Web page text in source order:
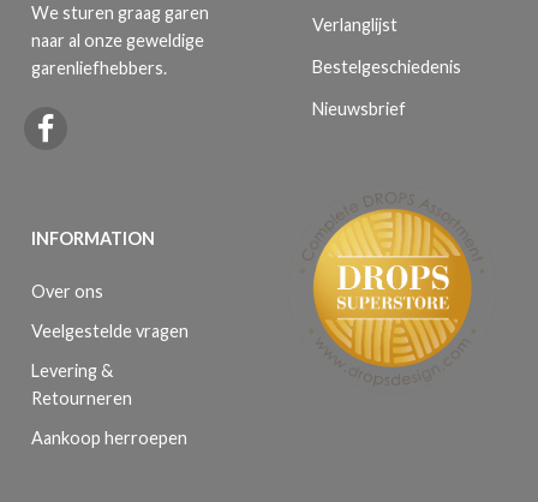
We sturen graag garen
naar al onze geweldige
garenliefhebbers.
INFORMATION
Over ons
Veelgestelde vragen
Levering &
Retourneren
Aankoop herroepen
Verlanglijst
Bestelgeschiedenis
Nieuwsbrief